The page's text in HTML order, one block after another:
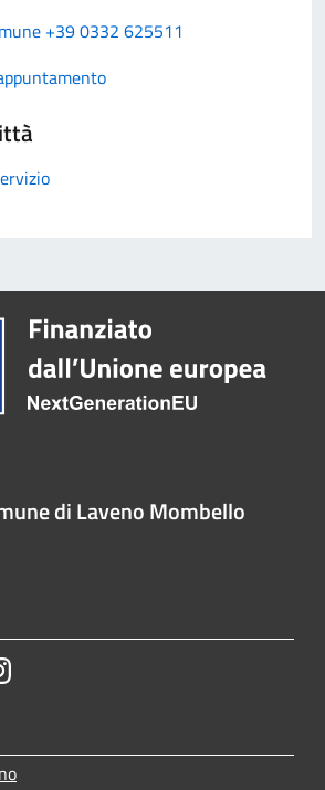
+39 0332 625511
di Laveno Mombello
Instagram